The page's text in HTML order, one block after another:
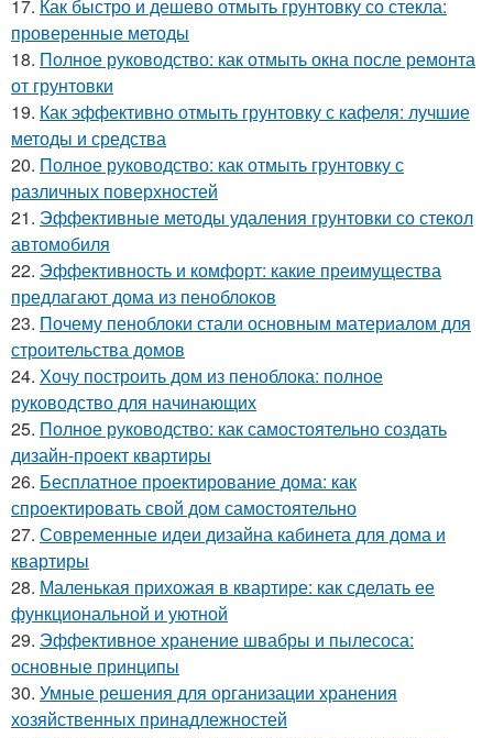
17. Как быстро и дешево отмыть грунтовку со стекла:
проверенные методы
18. Полное руководство: как отмыть окна после ремонта
от грунтовки
19. Как эффективно отмыть грунтовку с кафеля: лучшие
методы и средства
20. Полное руководство: как отмыть грунтовку с
различных поверхностей
21. Эффективные методы удаления грунтовки со стекол
автомобиля
22. Эффективность и комфорт: какие преимущества
предлагают дома из пеноблоков
23. Почему пеноблоки стали основным материалом для
строительства домов
24. Хочу построить дом из пеноблока: полное
руководство для начинающих
25. Полное руководство: как самостоятельно создать
дизайн-проект квартиры
26. Бесплатное проектирование дома: как
спроектировать свой дом самостоятельно
27. Современные идеи дизайна кабинета для дома и
квартиры
28. Маленькая прихожая в квартире: как сделать ее
функциональной и уютной
29. Эффективное хранение швабры и пылесоса:
основные принципы
30. Умные решения для организации хранения
хозяйственных принадлежностей